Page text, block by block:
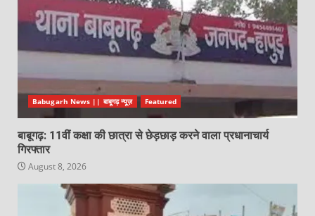
Babugarh News || बाबूगढ़ न्यूज़ Featured
बाबूगढ़: 11वीं कक्षा की छात्रा से छेड़छाड़ करने वाला प्रधानाचार्य
गिरफ्तार
August 8, 2026